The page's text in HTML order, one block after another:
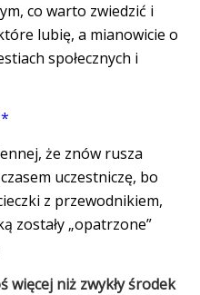
co warto zwiedzić i
lubię, a mianowicie o
społecznych i
że znów rusza
uczestniczę, bo
z przewodnikiem,
zostały „opatrzone”
niż zwykły środek